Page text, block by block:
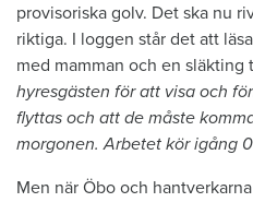
provisoriska golv. Det ska nu
riktiga. I loggen står det att
med mamman och en släkting
hyresgästen för att visa och
flyttas och att de måste
morgonen. Arbetet kör igång
Men när Öbo och